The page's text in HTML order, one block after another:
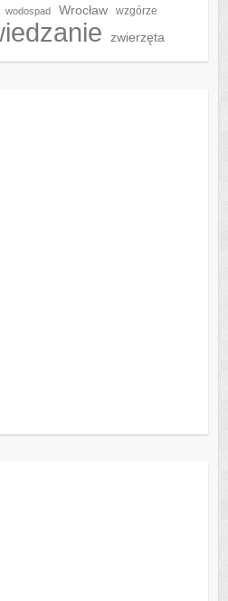
wodospad Wrocław wzgórze
zwierzęta